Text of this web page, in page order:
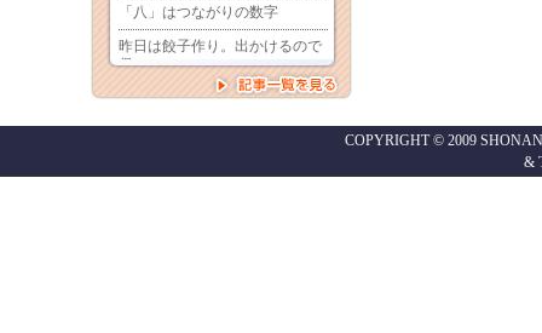
COPYRIGHT © 2009
&